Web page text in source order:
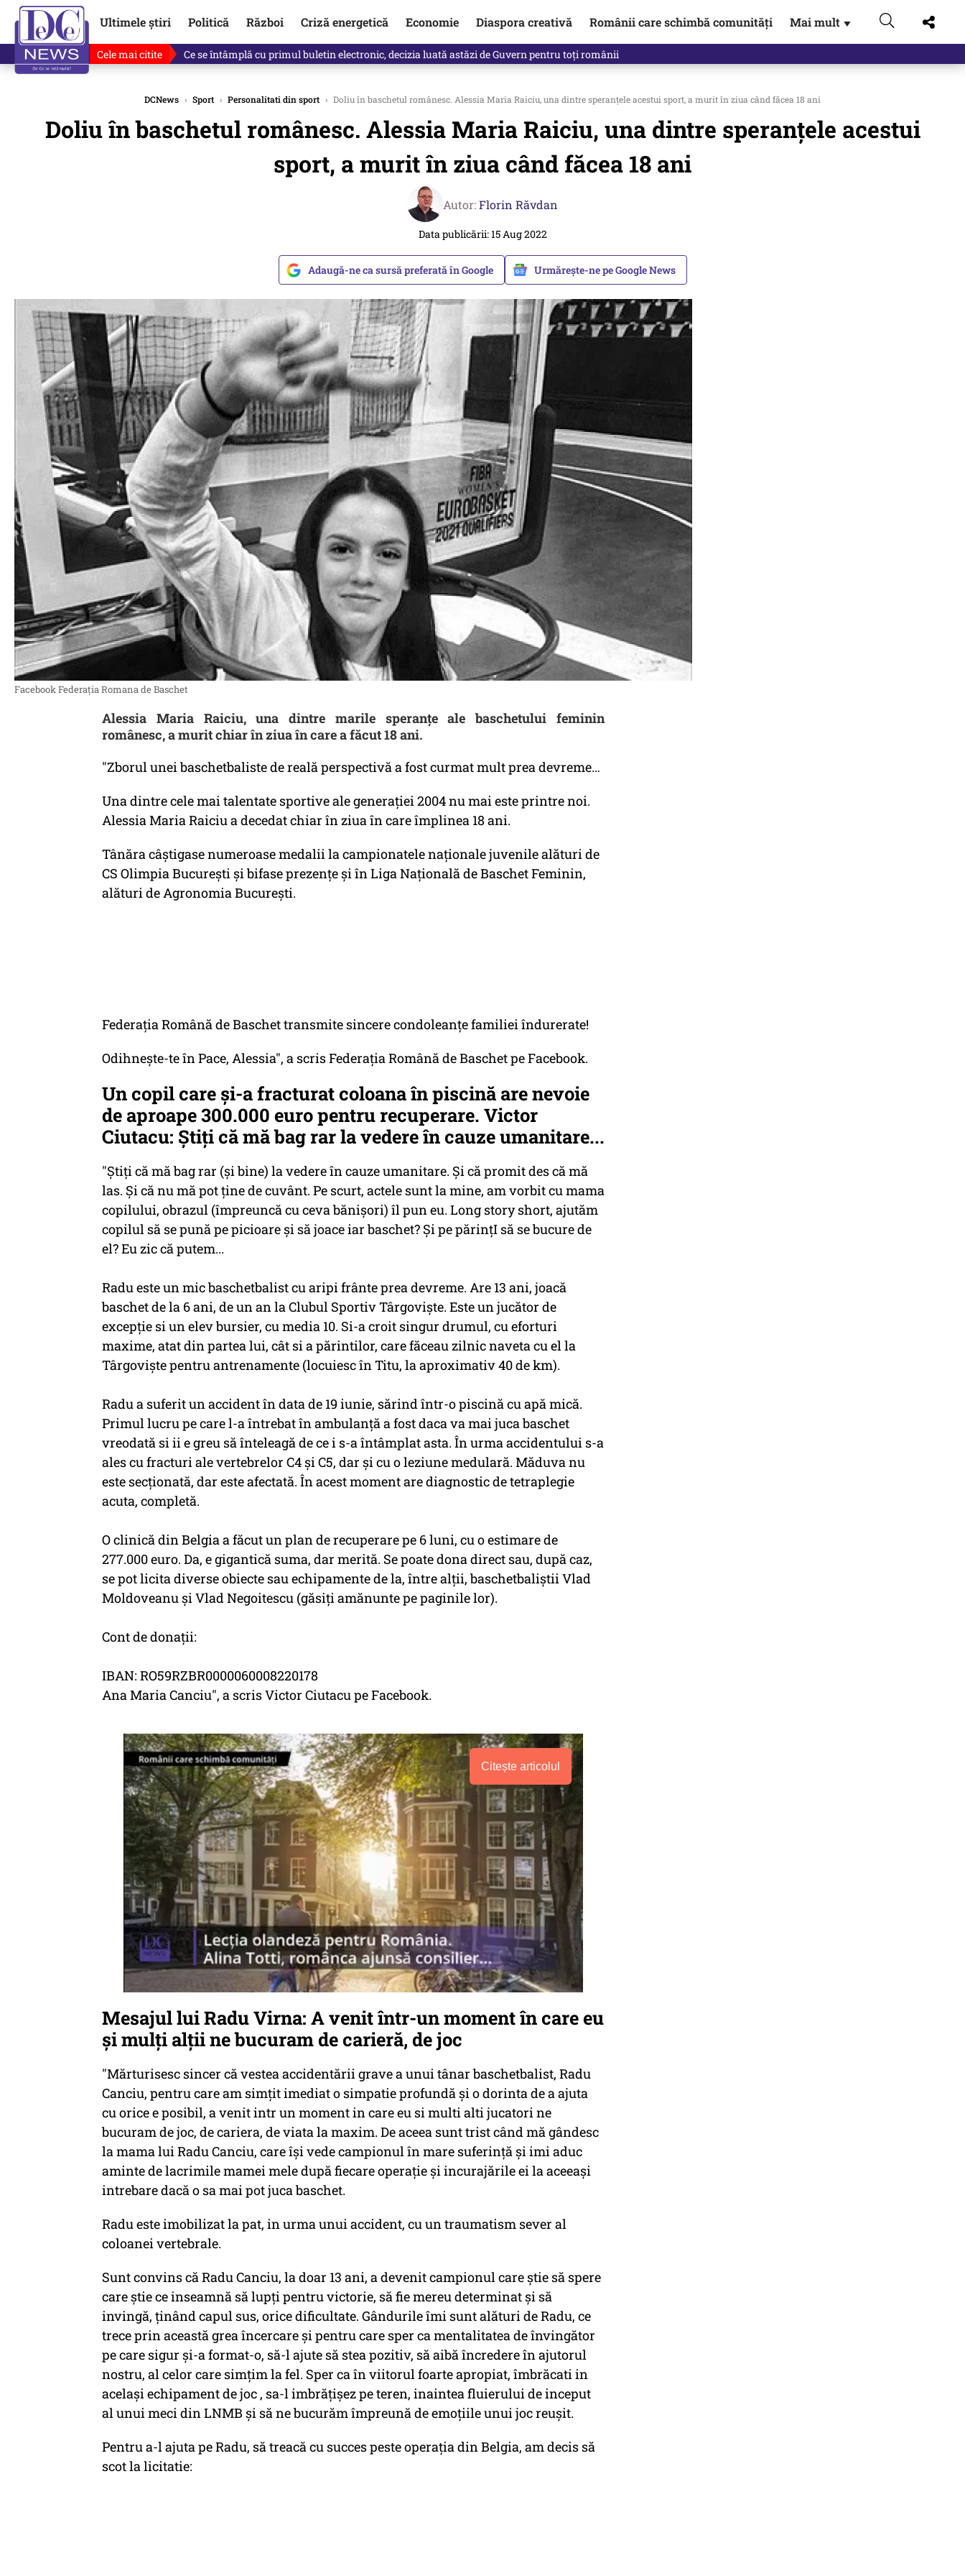
Ultimele știri Politică Război Criză energetică Economie Diaspora creativă Românii care schimbă comunități Mai mult ▼
Cele mai citite Ce se întâmplă cu primul buletin electronic, decizia luată astăzi de Guvern pentru toți românii
DCNews › Sport › Personalitati din sport › Doliu în baschetul românesc. Alessia Maria Raiciu, una dintre speranţele acestui sport, a murit în ziua când făcea 18 ani
Doliu în baschetul românesc. Alessia Maria Raiciu, una dintre speranţele acestui
sport, a murit în ziua când făcea 18 ani
Autor:Florin Răvdan
Data publicării: 15 Aug 2022
Adaugă-ne ca sursă preferată în Google Urmărește-ne pe Google News
Facebook Federaţia Romana de Baschet
Alessia Maria Raiciu, una dintre marile speranţe ale baschetului feminin
românesc, a murit chiar în ziua în care a făcut 18 ani.
"Zborul unei baschetbaliste de reală perspectivă a fost curmat mult prea devreme…
Una dintre cele mai talentate sportive ale generației 2004 nu mai este printre noi.
Alessia Maria Raiciu a decedat chiar în ziua în care împlinea 18 ani.
Tânăra câștigase numeroase medalii la campionatele naționale juvenile alături de
CS Olimpia București și bifase prezențe și în Liga Națională de Baschet Feminin,
alături de Agronomia București.
Federația Română de Baschet transmite sincere condoleanțe familiei îndurerate!
Odihnește-te în Pace, Alessia", a scris Federaţia Română de Baschet pe Facebook.
Un copil care şi-a fracturat coloana în piscină are nevoie
de aproape 300.000 euro pentru recuperare. Victor
Ciutacu: Ştiţi că mă bag rar la vedere în cauze umanitare...
"Știți că mă bag rar (și bine) la vedere în cauze umanitare. Și că promit des că mă
las. Și că nu mă pot ține de cuvânt. Pe scurt, actele sunt la mine, am vorbit cu mama
copilului, obrazul (împreuncă cu ceva bănișori) îl pun eu. Long story short, ajutăm
copilul să se pună pe picioare și să joace iar baschet? Și pe părințI să se bucure de
el? Eu zic că putem...
Radu este un mic baschetbalist cu aripi frânte prea devreme. Are 13 ani, joacă
baschet de la 6 ani, de un an la Clubul Sportiv Târgoviște. Este un jucător de
excepție si un elev bursier, cu media 10. Si-a croit singur drumul, cu eforturi
maxime, atat din partea lui, cât si a părintilor, care făceau zilnic naveta cu el la
Târgoviște pentru antrenamente (locuiesc în Titu, la aproximativ 40 de km).
Radu a suferit un accident în data de 19 iunie, sărind într-o piscină cu apă mică.
Primul lucru pe care l-a întrebat în ambulanță a fost daca va mai juca baschet
vreodată si ii e greu să înteleagă de ce i s-a întâmplat asta. În urma accidentului s-a
ales cu fracturi ale vertebrelor C4 și C5, dar și cu o leziune medulară. Măduva nu
este secționată, dar este afectată. În acest moment are diagnostic de tetraplegie
acuta, completă.
O clinică din Belgia a făcut un plan de recuperare pe 6 luni, cu o estimare de
277.000 euro. Da, e gigantică suma, dar merită. Se poate dona direct sau, după caz,
se pot licita diverse obiecte sau echipamente de la, între alții, baschetbaliștii Vlad
Moldoveanu și Vlad Negoitescu (găsiți amănunte pe paginile lor).
Cont de donații:
IBAN: RO59RZBR0000060008220178
Ana Maria Canciu", a scris Victor Ciutacu pe Facebook.
Citește articolul
Mesajul lui Radu Virna: A venit într-un moment în care eu
şi mulţi alţii ne bucuram de carieră, de joc
"Mărturisesc sincer că vestea accidentării grave a unui tânar baschetbalist, Radu
Canciu, pentru care am simțit imediat o simpatie profundă și o dorinta de a ajuta
cu orice e posibil, a venit intr un moment in care eu si multi alti jucatori ne
bucuram de joc, de cariera, de viata la maxim. De aceea sunt trist când mă gândesc
la mama lui Radu Canciu, care își vede campionul în mare suferință și imi aduc
aminte de lacrimile mamei mele după fiecare operație și incurajările ei la aceeași
intrebare dacă o sa mai pot juca baschet.
Radu este imobilizat la pat, in urma unui accident, cu un traumatism sever al
coloanei vertebrale.
Sunt convins că Radu Canciu, la doar 13 ani, a devenit campionul care știe să spere
care știe ce inseamnă să lupți pentru victorie, să fie mereu determinat și să
invingă, ținând capul sus, orice dificultate. Gândurile îmi sunt alături de Radu, ce
trece prin această grea încercare și pentru care sper ca mentalitatea de învingător
pe care sigur și-a format-o, să-l ajute să stea pozitiv, să aibă încredere în ajutorul
nostru, al celor care simțim la fel. Sper ca în viitorul foarte apropiat, îmbrăcati in
același echipament de joc , sa-l imbrățișez pe teren, inaintea fluierului de inceput
al unui meci din LNMB și să ne bucurăm împreună de emoțiile unui joc reușit.
Pentru a-l ajuta pe Radu, să treacă cu succes peste operația din Belgia, am decis să
scot la licitatie: